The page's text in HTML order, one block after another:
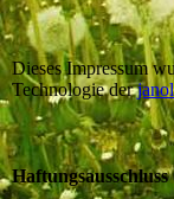
Dieses Impressum
Technologie der